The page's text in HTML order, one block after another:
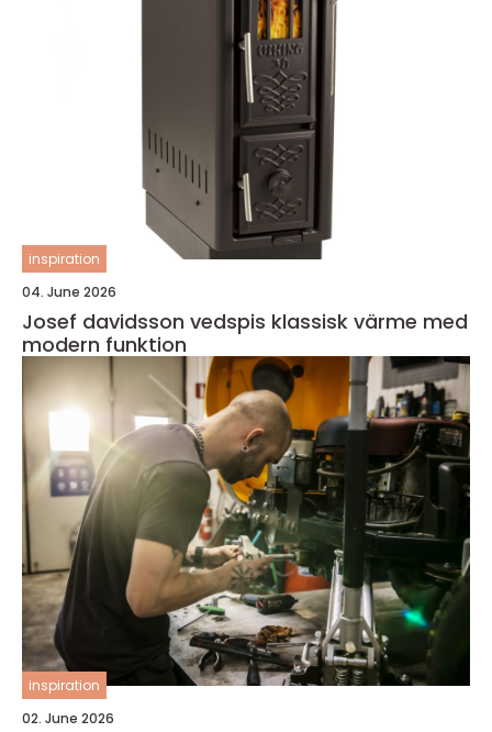
inspiration
04. June 2026
Josef davidsson vedspis klassisk värme med
modern funktion
inspiration
02. June 2026